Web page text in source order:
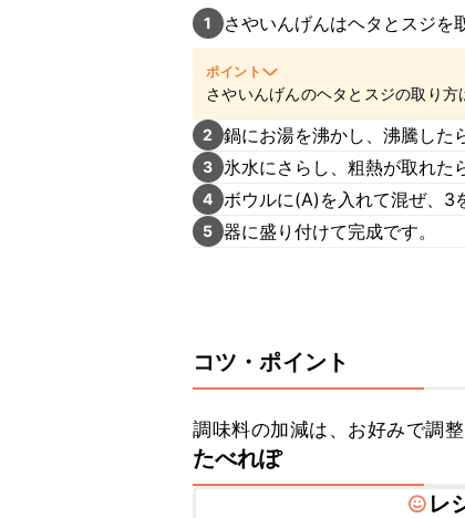
1 さやいんげんはヘタとスジを
ポイント
さやいんげんのヘタとスジの取り方
2 鍋にお湯を沸かし、沸騰した
3 氷水にさらし、粗熱が取れた
4 ボウルに(A)を入れて混ぜ、3
5 器に盛り付けて完成です。
コツ・ポイント
調味料の加減は、お好みで調整
たべれぽ
レ